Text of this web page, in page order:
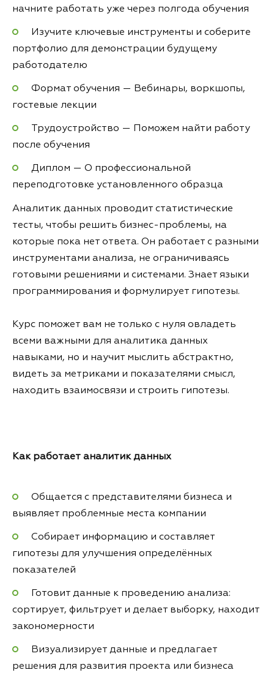
начните работать уже через полгода обучения
Изучите ключевые инструменты и соберите
портфолио для демонстрации будущему
работодателю
Формат обучения — Вебинары, воркшопы,
гостевые лекции
Трудоустройство — Поможем найти работу
после обучения
Диплом — О профессиональной
переподготовке установленного образца
Аналитик данных проводит статистические
тесты, чтобы решить бизнес-проблемы, на
которые пока нет ответа. Он работает с разными
инструментами анализа, не ограничиваясь
готовыми решениями и системами. Знает языки
программирования и формулирует гипотезы.
Курс поможет вам не только с нуля овладеть
всеми важными для аналитика данных
навыками, но и научит мыслить абстрактно,
видеть за метриками и показателями смысл,
находить взаимосвязи и строить гипотезы.
Как работает аналитик данных
Общается с представителями бизнеса и
выявляет проблемные места компании
Собирает информацию и составляет
гипотезы для улучшения определённых
показателей
Готовит данные к проведению анализа:
сортирует, фильтрует и делает выборку, находит
закономерности
Визуализирует данные и предлагает
решения для развития проекта или бизнеса